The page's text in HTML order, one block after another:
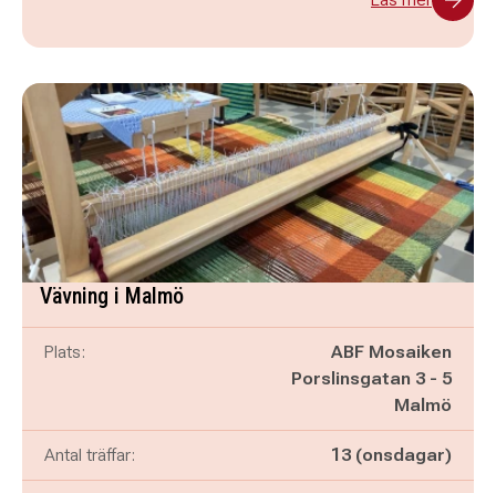
Vävning i Malmö
Plats:
ABF Mosaiken
Porslinsgatan 3 - 5
Malmö
Antal träffar: 13 (onsdagar)